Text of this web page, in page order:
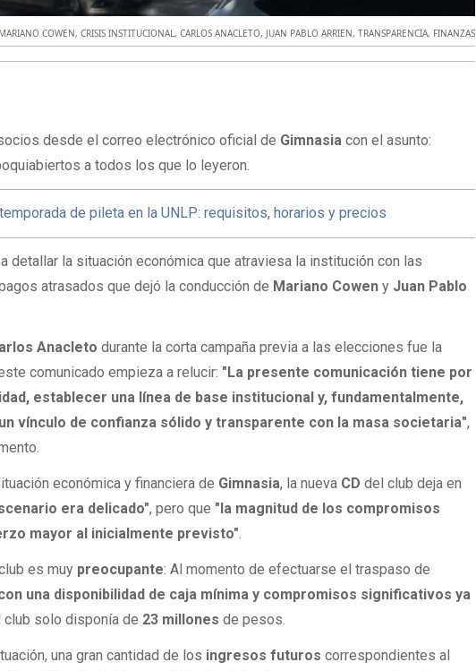
MARIANO COWEN,CRISIS INSTITUCIONAL,CARLOS ANACLETO, JUAN PABLO ARRIEN,TRANSPARENCIA, FINANZAS
desde el correo electrónico oficial de Gimnasiacon el asunto:
a todos los que lo leyeron.
de pileta en la UNLP: requisitos, horarios y precios
detallar la situación económica que atraviesa la institución con las
atrasados que dejó la conducción de Mariano Coweny Juan Pablo
Anacleto durante la corta campaña previa a las elecciones fue la
comunicado empieza a relucir: "La presente comunicación tiene por
establecer una línea de base institucional y, fundamentalmente,
vínculo de confianza sólido y transparente con la masa societaria",
económica y financiera de Gimnasia, la nueva CDdel club deja en
era delicado", pero que "la magnitud de los compromisos
mayor al inicialmente previsto".
es muy preocupante: Al momento de efectuarse el traspaso de
una disponibilidad de caja mínima y compromisos significativos ya
club solo disponía de 23 millones de pesos.
una gran cantidad de los ingresos futuros correspondientes al